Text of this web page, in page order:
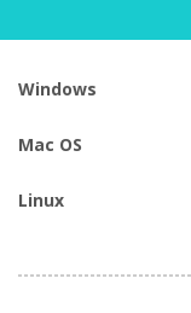
Windows
Mac OS
Linux